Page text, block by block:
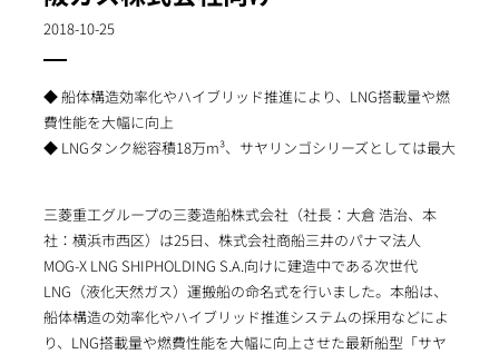
2018-10-25
◆ 船体構造効率化やハイブリッド推進により、LNG搭載量や燃
費性能を大幅に向上
◆ LNGタンク総容積18万m³、サヤリンゴシリーズとしては最大
三菱重工グループの三菱造船株式会社（社長：大倉 浩治、本
社：横浜市西区）は25日、株式会社商船三井のパナマ法人
MOG-X LNG SHIPHOLDING S.A.向けに建造中である次世代
LNG（液化天然ガス）運搬船の命名式を行いました。本船は、
船体構造の効率化やハイブリッド推進システムの採用などによ
り、LNG搭載量や燃費性能を大幅に向上させた最新船型「サヤ